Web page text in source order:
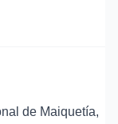
de Maiquetía,